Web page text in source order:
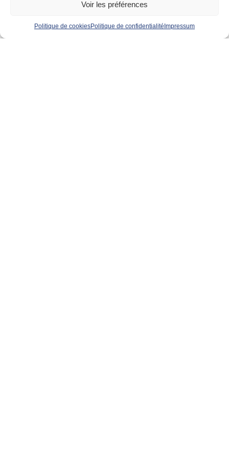
Voir les préférences
Politique de cookiesPolitique de confidentialité Impressum